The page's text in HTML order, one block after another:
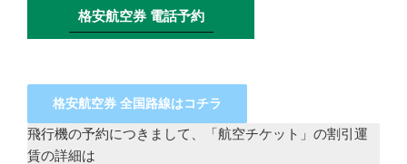
格安航空券 電話予約
格安航空券 全国路線はコチラ
飛行機の予約につきまして、「航空チケット」の割引運
賃の詳細は